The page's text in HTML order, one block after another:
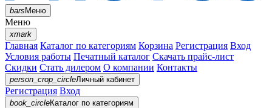
barsМеню
Меню
xmark
Главная Каталог по категориям Корзина Регистрация Вход
Условия работы Печатный каталог Скачать прайс-лист
Скидки Стать дилером О компании Контакты
person_crop_circleЛичный кабинет
Регистрация Вход
book_circleКаталог по категориям